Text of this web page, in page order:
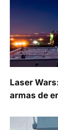
Laser
armas de